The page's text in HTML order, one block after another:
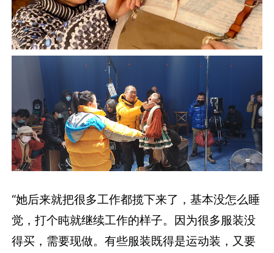
“她后来就把很多工作都揽下来了，基本没怎么睡
觉，打个盹就继续工作的样子。因为很多服装没
得买，需要现做。有些服装既得是运动装，又要